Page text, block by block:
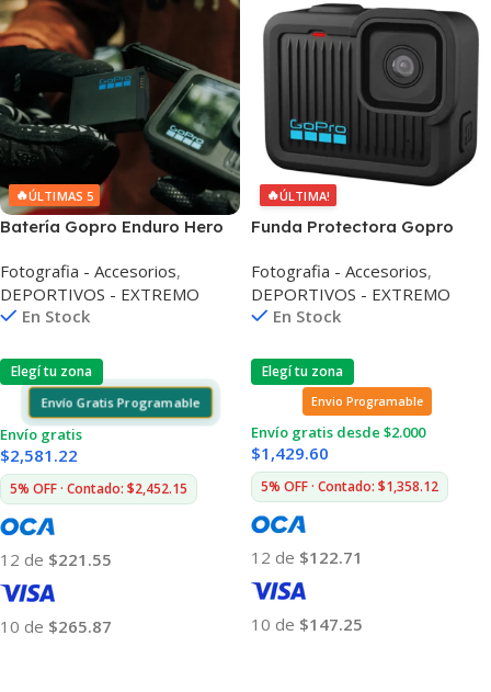
🔥ÚLTIMAS 5
Batería Gopro Enduro Hero
Fotografia - Accesorios,
DEPORTIVOS - EXTREMO
En Stock
Elegí tu zona
Envío Gratis Programable
Envío gratis
$2,581.22
5% OFF · Contado: $2,452.15
12 de $221.55
10 de $265.87
🔥ÚLTIMA!
Funda Protectora Gopro
Fotografia - Accesorios,
DEPORTIVOS - EXTREMO
En Stock
Elegí tu zona
Envio Programable
Envío gratis desde $2.000
$1,429.60
5% OFF · Contado: $1,358.12
12 de $122.71
10 de $147.25